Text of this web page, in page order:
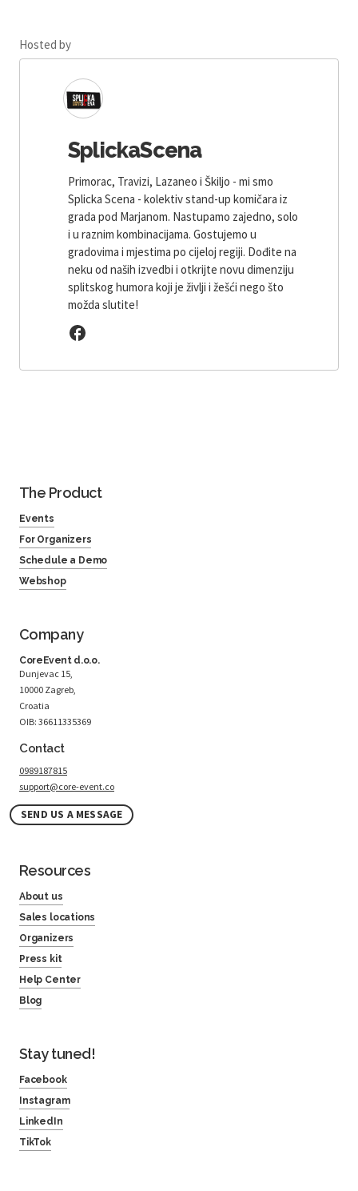
Hosted by
SplickaScena
Primorac, Travizi, Lazaneo i Škiljo - mi smo
Splicka Scena - kolektiv stand-up komičara iz
grada pod Marjanom. Nastupamo zajedno, solo
i u raznim kombinacijama. Gostujemo u
gradovima i mjestima po cijeloj regiji. Dođite na
neku od naših izvedbi i otkrijte novu dimenziju
splitskog humora koji je življi i žešći nego što
možda slutite!
The Product
Events
For Organizers
Schedule a Demo
Webshop
Company
CoreEvent d.o.o.
Dunjevac 15,
10000 Zagreb,
Croatia
OIB: 36611335369
Contact
0989187815
support@core-event.co
SEND US A MESSAGE
Resources
About us
Sales locations
Organizers
Press kit
Help Center
Blog
Stay tuned!
Facebook
Instagram
LinkedIn
TikTok